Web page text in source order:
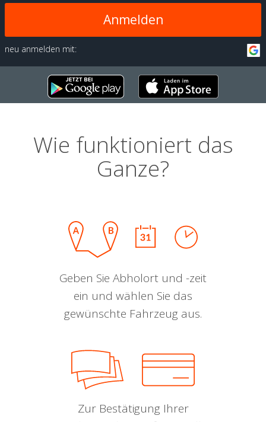
Anmelden
neu anmelden mit:
Wie funktioniert das
Ganze?
Geben Sie Abholort und -zeit
ein und wählen Sie das
gewünschte Fahrzeug aus.
Zur Bestätigung Ihrer